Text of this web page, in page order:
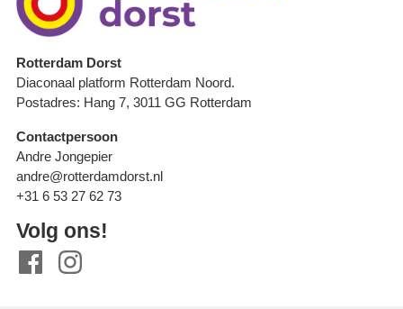
Rotterdam Dorst
Diaconaal platform Rotterdam Noord.
Postadres: Hang 7, 3011 GG Rotterdam
Contactpersoon
Andre Jongepier
andre@rotterdamdorst.nl
+31 6 53 27 62 73
Volg ons!